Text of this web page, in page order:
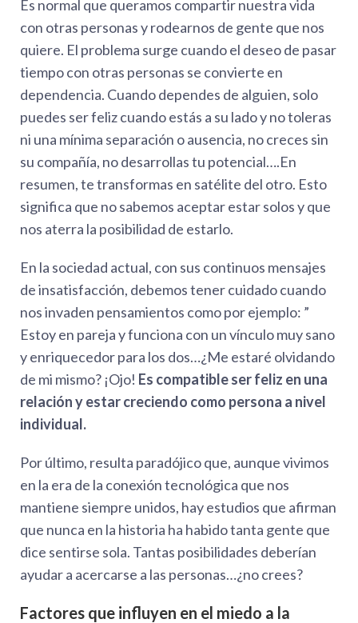
Es normal que queramos compartir nuestra vida
con otras personas y rodearnos de gente que nos
quiere. El problema surge cuando el deseo de pasar
tiempo con otras personas se convierte en
dependencia. Cuando dependes de alguien, solo
puedes ser feliz cuando estás a su lado y no toleras
ni una mínima separación o ausencia, no creces sin
su compañía, no desarrollas tu potencial….En
resumen, te transformas en satélite del otro. Esto
significa que no sabemos aceptar estar solos y que
nos aterra la posibilidad de estarlo.
En la sociedad actual, con sus continuos mensajes
de insatisfacción, debemos tener cuidado cuando
nos invaden pensamientos como por ejemplo: ”
Estoy en pareja y funciona con un vínculo muy sano
y enriquecedor para los dos…¿Me estaré olvidando
de mi mismo? ¡Ojo! Es compatible ser feliz en una
relación y estar creciendo como persona a nivel
individual.
Por último, resulta paradójico que, aunque vivimos
en la era de la conexión tecnológica que nos
mantiene siempre unidos, hay estudios que afirman
que nunca en la historia ha habido tanta gente que
dice sentirse sola. Tantas posibilidades deberían
ayudar a acercarse a las personas…¿no crees?
Factores que influyen en el miedo a la